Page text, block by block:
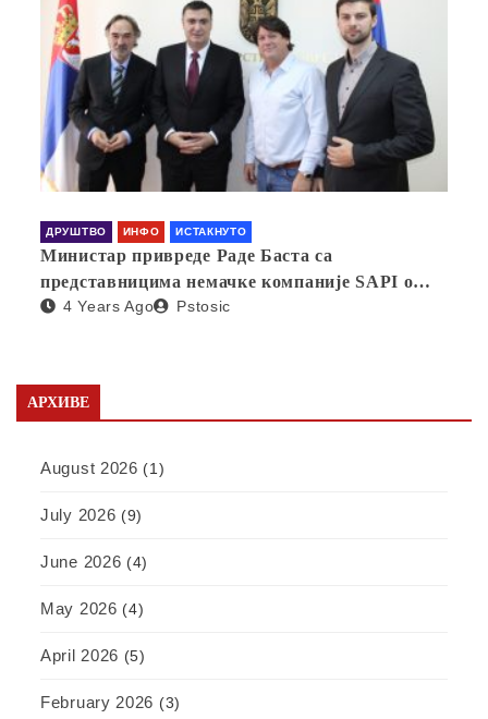
ДРУШТВО ИНФО ИСТАКНУТО
Министар привреде Раде Баста са
представницима немачке компаније SAPI о
отварању фабрике у Србији
4 Years Ago Pstosic
АРХИВЕ
August 2026 (1)
July 2026 (9)
June 2026 (4)
May 2026 (4)
April 2026 (5)
February 2026 (3)